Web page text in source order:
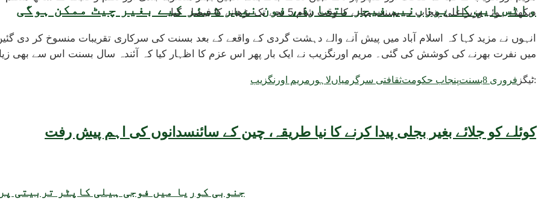
واٹس ایپ کا یوزرنیم فیچر متعارف، فون نمبر شیئر کیے بغیر چیٹ ممکن ہوگی
کوئلے کو جلائے بغیر بجلی پیدا کرنے کا نیا طریقہ، چین کے سائنسدانوں کی اہم پیش رفت
دیکھتے ہوئے وزیراعلیٰ پنجاب نے بسنت منانے کا وقت شام 5 بجے تک بڑھانے کا فیصلہ کیا۔
انہوں نے مزید کہا کہ اسلام آباد میں پیش آنے والے دہشت گردی کے واقعے کے بعد بسنت کی سرکاری تقریبات منسوخ کر دی
میں نفرت بھرنے کی کوشش کی گئی۔ مریم اورنگزیب نے ایک بار پھر اس عزم کا اظہار کیا کہ آئندہ سال بسنت اس سے بھی
ٹیگز: 8 فروری بسنتپنجاب حکومتثقافتی سرگرمیاںلاہور مریم اورنگزیب
جنوبی کوریا میں فوجی ہیلی کاپٹر تربیتی